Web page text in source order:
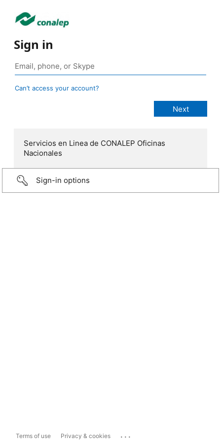
Sign in
Can’t access your account?
Servicios en Linea de CONALEP Oficinas
Nacionales
Sign-in options
Terms of use Privacy & cookies ...